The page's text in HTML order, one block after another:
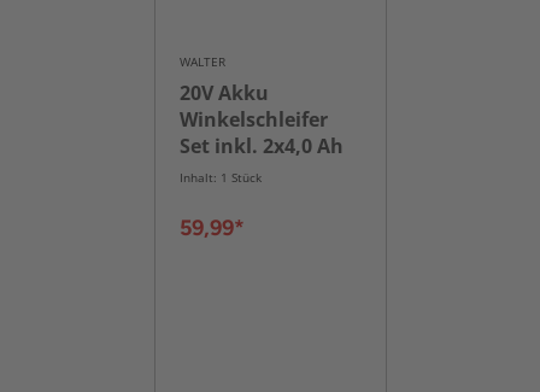
WALTER
20V Akku
Winkelschleifer
Set inkl. 2x4,0 Ah
Akku\t
Inhalt: 1 Stück
59,99*